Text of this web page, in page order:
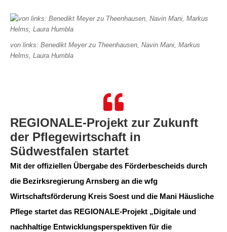
von links: Benedikt Meyer zu Theenhausen, Navin Mani, Markus
Helms, Laura Humbla
REGIONALE-Projekt zur Zukunft
der Pflegewirtschaft in
Südwestfalen startet
Mit der offiziellen Übergabe des Förderbescheids durch
die Bezirksregierung Arnsberg an die wfg
Wirtschaftsförderung Kreis Soest und die Mani Häusliche
Pflege startet das REGIONALE-Projekt „Digitale und
nachhaltige Entwicklungsperspektiven für die